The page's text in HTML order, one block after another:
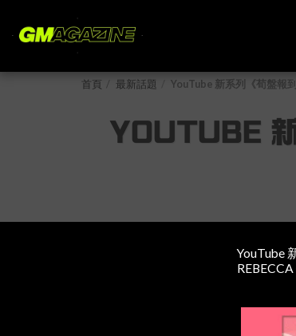
首頁 最新話題 YouTube 新系列《荀盤報
YOUTUBE
YouTube